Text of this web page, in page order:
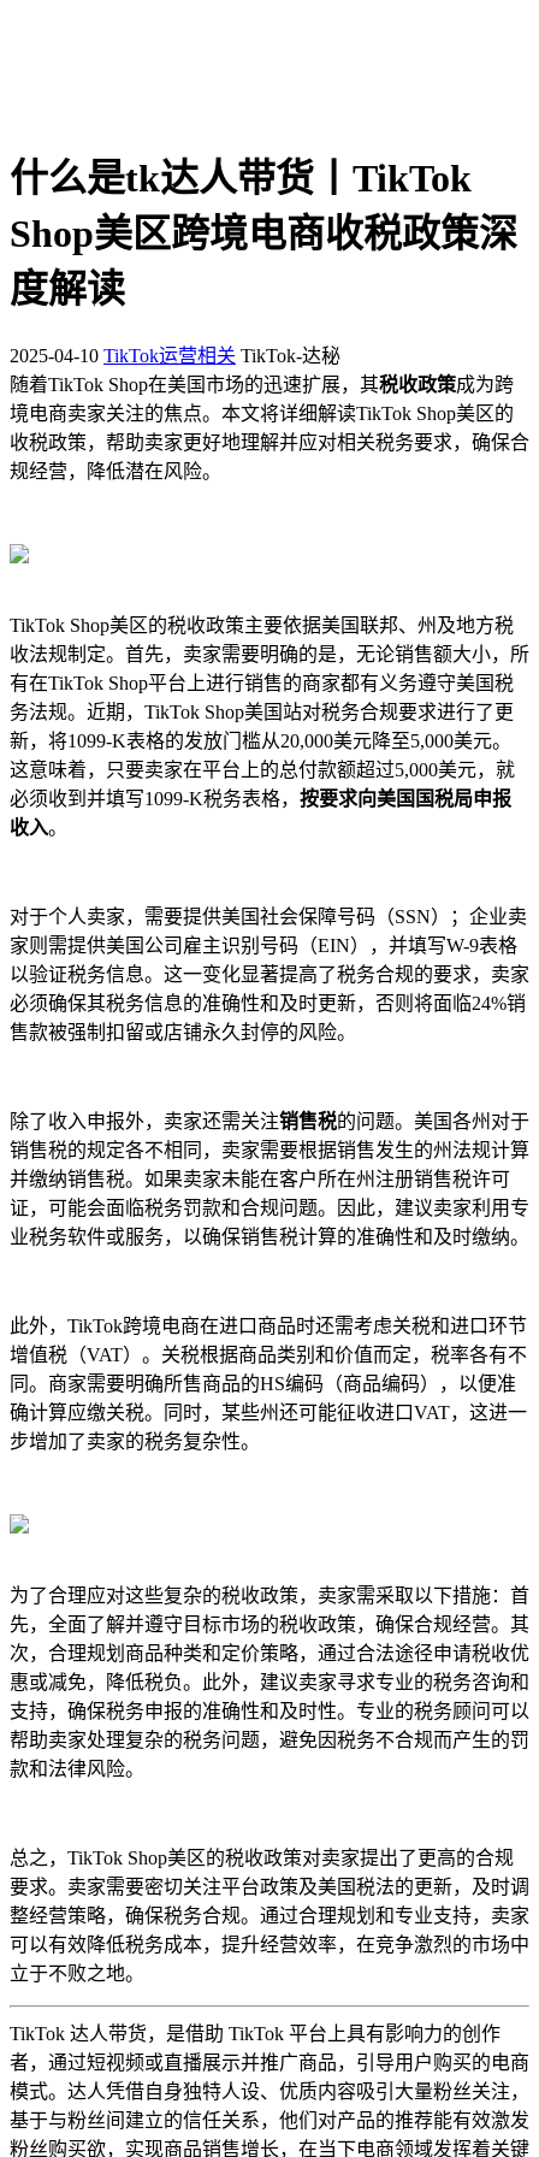
什么是tk达人带货丨TikTok
Shop美区跨境电商收税政策深
度解读
2025-04-10 TikTok运营相关 TikTok-达秘
随着TikTok Shop在美国市场的迅速扩展，其税收政策成为跨
境电商卖家关注的焦点。本文将详细解读TikTok Shop美区的
收税政策，帮助卖家更好地理解并应对相关税务要求，确保合
规经营，降低潜在风险。
TikTok Shop美区的税收政策主要依据美国联邦、州及地方税
收法规制定。首先，卖家需要明确的是，无论销售额大小，所
有在TikTok Shop平台上进行销售的商家都有义务遵守美国税
务法规。近期，TikTok Shop美国站对税务合规要求进行了更
新，将1099-K表格的发放门槛从20,000美元降至5,000美元。
这意味着，只要卖家在平台上的总付款额超过5,000美元，就
必须收到并填写1099-K税务表格， 按要求向美国国税局申报
收入。
对于个人卖家，需要提供美国社会保障号码（SSN）；企业卖
家则需提供美国公司雇主识别号码（EIN），并填写W-9表格
以验证税务信息。这一变化显著提高了税务合规的要求，卖家
必须确保其税务信息的准确性和及时更新，否则将面临24%销
售款被强制扣留或店铺永久封停的风险。
除了收入申报外，卖家还需关注销售税的问题。美国各州对于
销售税的规定各不相同，卖家需要根据销售发生的州法规计算
并缴纳销售税。如果卖家未能在客户所在州注册销售税许可
证，可能会面临税务罚款和合规问题。因此，建议卖家利用专
业税务软件或服务，以确保销售税计算的准确性和及时缴纳。
此外，TikTok跨境电商在进口商品时还需考虑关税和进口环节
增值税（VAT）。关税根据商品类别和价值而定，税率各有不
同。商家需要明确所售商品的HS编码（商品编码），以便准
确计算应缴关税。同时，某些州还可能征收进口VAT，这进一
步增加了卖家的税务复杂性。
为了合理应对这些复杂的税收政策，卖家需采取以下措施：首
先，全面了解并遵守目标市场的税收政策，确保合规经营。其
次，合理规划商品种类和定价策略，通过合法途径申请税收优
惠或减免，降低税负。此外，建议卖家寻求专业的税务咨询和
支持，确保税务申报的准确性和及时性。专业的税务顾问可以
帮助卖家处理复杂的税务问题，避免因税务不合规而产生的罚
款和法律风险。
总之，TikTok Shop美区的税收政策对卖家提出了更高的合规
要求。卖家需要密切关注平台政策及美国税法的更新，及时调
整经营策略，确保税务合规。通过合理规划和专业支持，卖家
可以有效降低税务成本，提升经营效率，在竞争激烈的市场中
立于不败之地。
TikTok 达人带货，是借助 TikTok 平台上具有影响力的创作
者，通过短视频或直播展示并推广商品，引导用户购买的电商
模式。达人凭借自身独特人设、优质内容吸引大量粉丝关注，
基于与粉丝间建立的信任关系，他们对产品的推荐能有效激发
粉丝购买欲，实现商品销售增长，在当下电商领域发挥着关键